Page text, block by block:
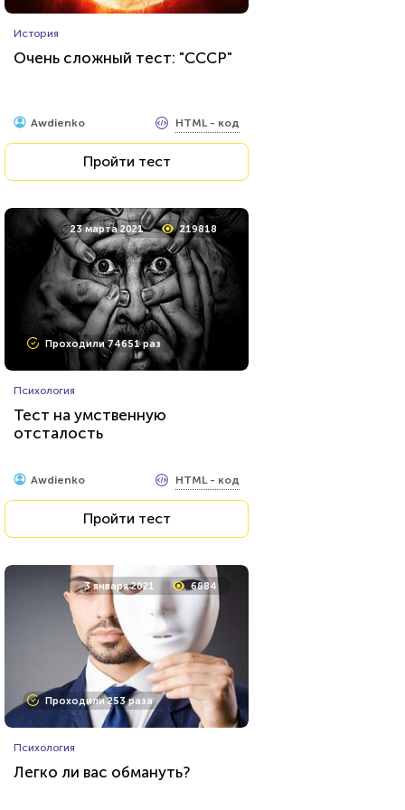
Тест по игре Dota 2
Пройти тест
23 июня 2021 53670
Проходили 20934 раза
Тест: «Какой ты вампир из
сериала "Дневники
вампира"»?
Пройти тест
12 сентября 2020 7476
Проходили 606 раз
Тест о редких животных
История
Очень сложный тест: "СССР"
Awdienko HTML - код
Пройти тест
23 марта 2021 219818
Проходили 74651 раз
Психология
Тест на умственную
отсталость
Awdienko HTML - код
Пройти тест
3 января 2021 6884
Проходили 253 раза
Психология
Легко ли вас обмануть?